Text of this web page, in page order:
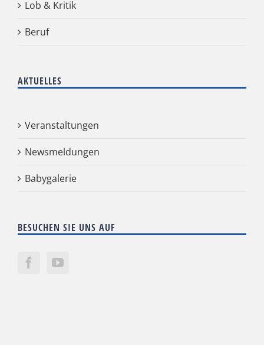
Lob & Kritik
Beruf
AKTUELLES
Veranstaltungen
Newsmeldungen
Babygalerie
BESUCHEN SIE UNS AUF